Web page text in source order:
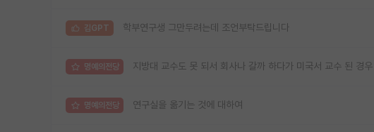
김GPT 학부연구생 그만두려는데 조언부탁드립니다
명예의전당 지방대 교수도 못 되서 회사나 갈까 하다가 미국서 교수 된 경우
명예의전당 연구실을 옮기는 것에 대하여